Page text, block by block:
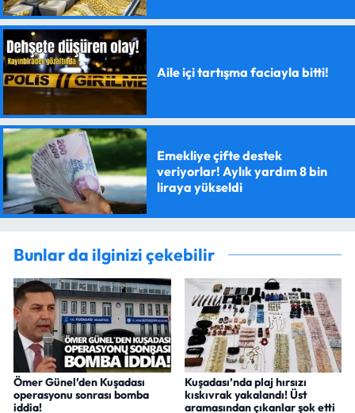
Aile içi tartışma faciayla bitti!
Emekliye çifte destek
veriyorlar! Aylık yardım 8 bin
liraya yükseldi
Bunlar da ilginizi çekebilir
Ömer Günel’den Kuşadası
operasyonu sonrası bomba
iddia!
Kuşadası’nda plaj hırsızı
kıskıvrak yakalandı! Üst
aramasından çıkanlar şok etti